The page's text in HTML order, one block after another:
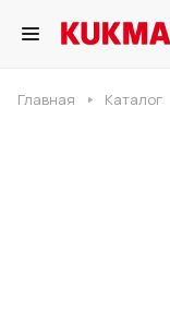
Главная Каталог